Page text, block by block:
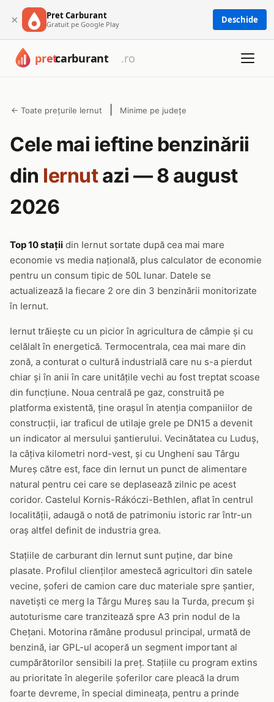
× Pret Carburant
Gratuit pe Google Play Deschide
← Toate prețurile Iernut Minime pe județe
Cele mai ieftine benzinării
din Iernutazi — 8 august
2026
Top 10 stații din Iernut sortate după cea mai mare
economie vs media națională, plus calculator de economie
pentru un consum tipic de 50L lunar. Datele se
actualizează la fiecare 2 ore din 3 benzinării monitorizate
în Iernut.
Iernut trăiește cu un picior în agricultura de câmpie și cu
celălalt în energetică. Termocentrala, cea mai mare din
zonă, a conturat o cultură industrială care nu s-a pierdut
chiar și în anii în care unitățile vechi au fost treptat scoase
din funcțiune. Noua centrală pe gaz, construită pe
platforma existentă, ține orașul în atenția companiilor de
construcții, iar traficul de utilaje grele pe DN15 a devenit
un indicator al mersului șantierului. Vecinătatea cu Luduș,
la câțiva kilometri nord-vest, și cu Ungheni sau Târgu
Mureș către est, face din Iernut un punct de alimentare
natural pentru cei care se deplasează zilnic pe acest
coridor. Castelul Kornis-Rákóczi-Bethlen, aflat în centrul
localității, adaugă o notă de patrimoniu istoric rar într-un
oraș altfel definit de industria grea.
Stațiile de carburant din Iernut sunt puține, dar bine
plasate. Profilul clienților amestecă agricultori din satele
vecine, șoferi de camion care duc materiale spre șantier,
navetiști ce merg la Târgu Mureș sau la Turda, precum și
autoturisme care tranzitează spre A3 prin nodul de la
Chețani. Motorina rămâne produsul principal, urmată de
benzină, iar GPL-ul acoperă un segment important al
cumpărătorilor sensibili la preț. Stațiile cu program extins
au prioritate în alegerile șoferilor care pleacă la drum
foarte devreme, în special dimineața, pentru a prinde